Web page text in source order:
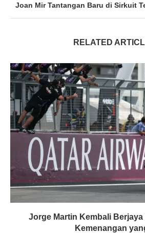
Joan Mir Tantangan Baru di Sirkuit
RELATED
Jorge Martin Kembali
Kemenangan